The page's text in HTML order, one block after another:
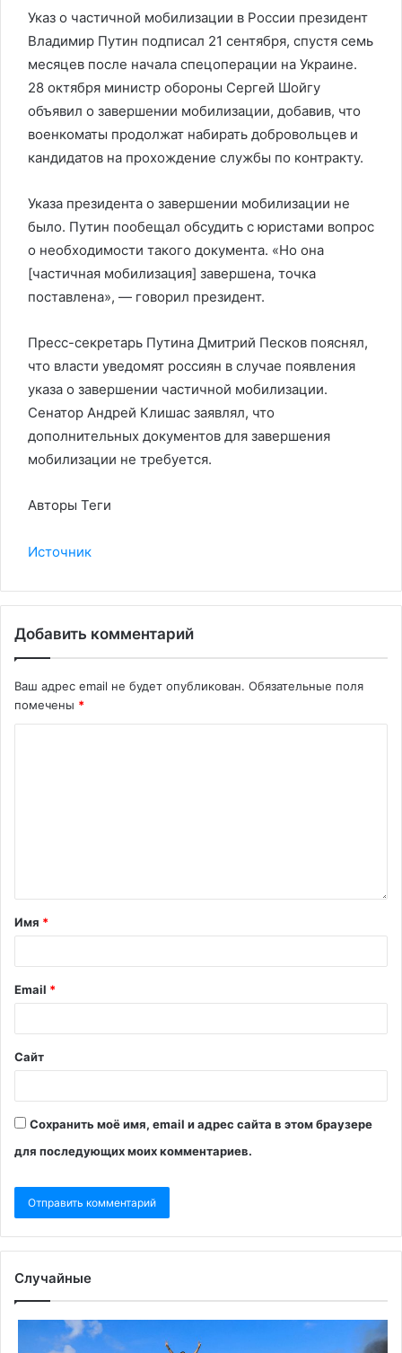
Указ о частичной мобилизации в России президент
Владимир Путин подписал 21 сентября, спустя семь
месяцев после начала спецоперации на Украине.
28 октября министр обороны Сергей Шойгу
объявил о завершении мобилизации, добавив, что
военкоматы продолжат набирать добровольцев и
кандидатов на прохождение службы по контракту.
Указа президента о завершении мобилизации не
было. Путин пообещал обсудить с юристами вопрос
о необходимости такого документа. «Но она
[частичная мобилизация] завершена, точка
поставлена», — говорил президент.
Пресс-секретарь Путина Дмитрий Песков пояснял,
что власти уведомят россиян в случае появления
указа о завершении частичной мобилизации.
Сенатор Андрей Клишас заявлял, что
дополнительных документов для завершения
мобилизации не требуется.
Авторы Теги
Источник
Добавить комментарий
Ваш адрес email не будет опубликован. Обязательные поля
помечены *
Имя *
Email *
Сайт
Сохранить моё имя, email и адрес сайта в этом браузере
для последующих моих комментариев.
Случайные